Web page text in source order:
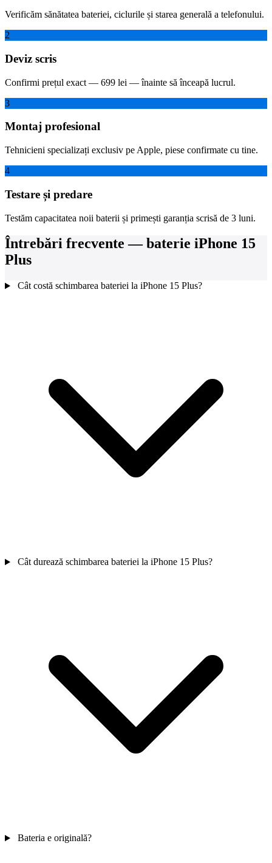
Verificăm sănătatea bateriei, ciclurile și starea generală a telefonului.
2
Deviz scris
Confirmi prețul exact — 699 lei — înainte să înceapă lucrul.
3
Montaj profesional
Tehnicieni specializați exclusiv pe Apple, piese confirmate cu tine.
4
Testare și predare
Testăm capacitatea noii baterii și primești garanția scrisă de 3 luni.
Întrebări frecvente — baterie iPhone 15
Plus
Cât costă schimbarea bateriei la iPhone 15 Plus?
Cât durează schimbarea bateriei la iPhone 15 Plus?
Bateria e originală?